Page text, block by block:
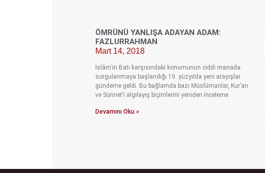
ÖMRÜNÜ YANLIŞA ADAYAN ADAM:
FAZLURRAHMAN
Mart 14, 2018
İslâm’ın Batı karşısındaki konumunun ciddi manada
sorgulanmaya başlandığı 19. yüzyılda yeni arayışlar
gündeme geldi. Bu bağlamda bazı Müslümanlar, Kur’an
ve Sünnet’i algılayış biçimlerini yeniden inceleme
Devamını Oku »